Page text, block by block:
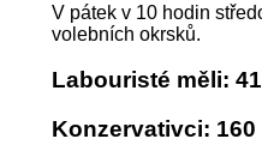
V pátek v 10 hodin
volebních okrsků.
Labouristé měli:
Konzervativci: 160